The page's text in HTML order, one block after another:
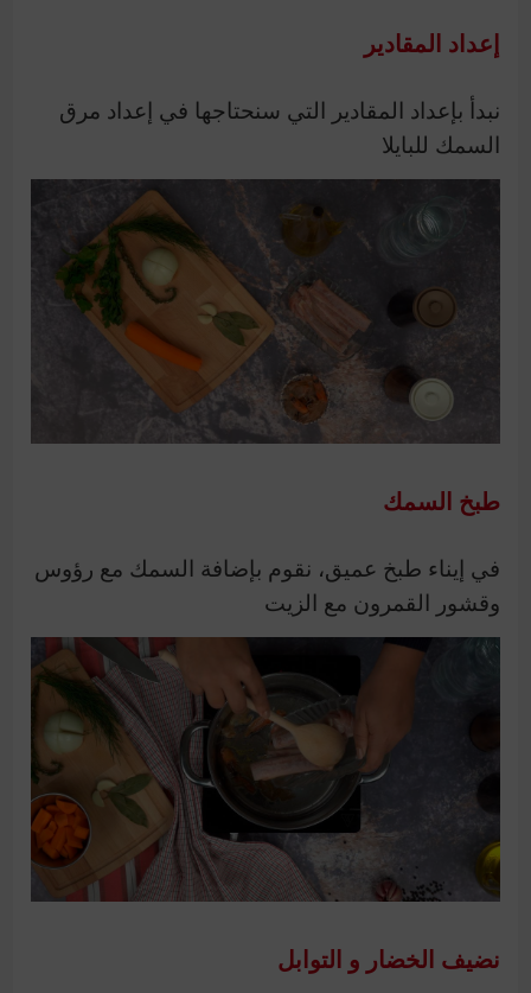
إعداد المقادير
نبدأ بإعداد المقادير التي سنحتاجها في إعداد مرق
السمك للبايلا
طبخ السمك
في إيناء طبخ عميق، نقوم بإضافة السمك مع رؤوس
وقشور القمرون مع الزيت
نضيف الخضار و التوابل